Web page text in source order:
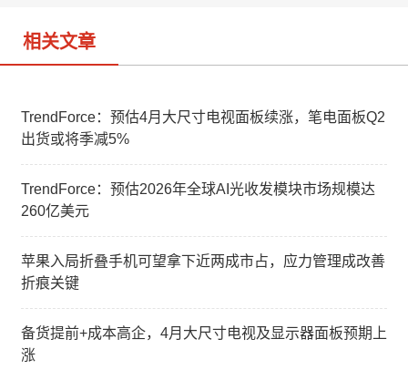
相关文章
TrendForce：预估4月大尺寸电视面板续涨，笔电面板Q2
出货或将季减5%
TrendForce：预估2026年全球AI光收发模块市场规模达
260亿美元
苹果入局折叠手机可望拿下近两成市占，应力管理成改善
折痕关键
备货提前+成本高企，4月大尺寸电视及显示器面板预期上
涨